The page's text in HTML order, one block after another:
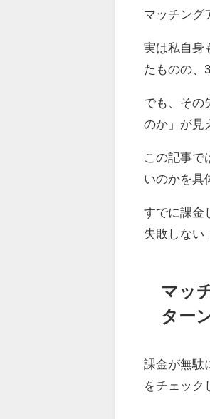
マッチング
実は私自身
たものの、
でも、その
のか」が見
この記事で
いのかを具
すでに課金
失敗しない
マッ
ター
課金が無駄
をチェック